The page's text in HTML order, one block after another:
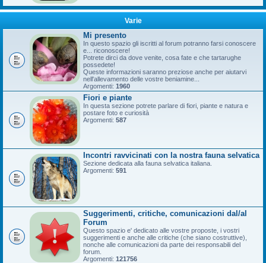
Varie
Mi presento
In questo spazio gli iscritti al forum potranno farsi conoscere
e... riconoscere!
Potrete dirci da dove venite, cosa fate e che tartarughe
possedete!
Queste informazioni saranno preziose anche per aiutarvi
nell'allevamento delle vostre beniamine...
Argomenti: 1960
Fiori e piante
In questa sezione potrete parlare di fiori, piante e natura e
postare foto e curiosità
Argomenti: 587
Incontri ravvicinati con la nostra fauna selvatica
Sezione dedicata alla fauna selvatica italiana.
Argomenti: 591
Suggerimenti, critiche, comunicazioni dal/al
Forum
Questo spazio e' dedicato alle vostre proposte, i vostri
suggerimenti e anche alle critiche (che siano costruttive),
nonche alle comunicazioni da parte dei responsabili del
forum.
Argomenti: 121756